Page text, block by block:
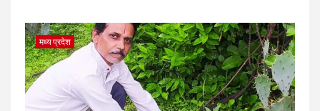
मध्य प्रदेश